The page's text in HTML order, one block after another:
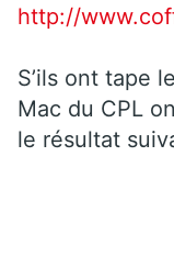
http://
S’ils ont tape
Mac du CPL
le résultat